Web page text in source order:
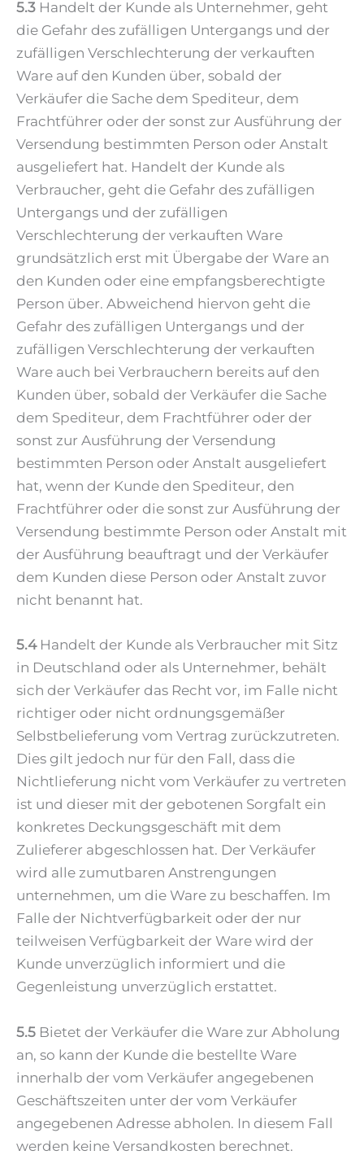
5.3 Handelt der Kunde als Unternehmer, geht
die Gefahr des zufälligen Untergangs und der
zufälligen Verschlechterung der verkauften
Ware auf den Kunden über, sobald der
Verkäufer die Sache dem Spediteur, dem
Frachtführer oder der sonst zur Ausführung der
Versendung bestimmten Person oder Anstalt
ausgeliefert hat. Handelt der Kunde als
Verbraucher, geht die Gefahr des zufälligen
Untergangs und der zufälligen
Verschlechterung der verkauften Ware
grundsätzlich erst mit Übergabe der Ware an
den Kunden oder eine empfangsberechtigte
Person über. Abweichend hiervon geht die
Gefahr des zufälligen Untergangs und der
zufälligen Verschlechterung der verkauften
Ware auch bei Verbrauchern bereits auf den
Kunden über, sobald der Verkäufer die Sache
dem Spediteur, dem Frachtführer oder der
sonst zur Ausführung der Versendung
bestimmten Person oder Anstalt ausgeliefert
hat, wenn der Kunde den Spediteur, den
Frachtführer oder die sonst zur Ausführung der
Versendung bestimmte Person oder Anstalt mit
der Ausführung beauftragt und der Verkäufer
dem Kunden diese Person oder Anstalt zuvor
nicht benannt hat.
5.4Handelt der Kunde als Verbraucher mit Sitz
in Deutschland oder als Unternehmer, behält
sich der Verkäufer das Recht vor, im Falle nicht
richtiger oder nicht ordnungsgemäßer
Selbstbelieferung vom Vertrag zurückzutreten.
Dies gilt jedoch nur für den Fall, dass die
Nichtlieferung nicht vom Verkäufer zu vertreten
ist und dieser mit der gebotenen Sorgfalt ein
konkretes Deckungsgeschäft mit dem
Zulieferer abgeschlossen hat. Der Verkäufer
wird alle zumutbaren Anstrengungen
unternehmen, um die Ware zu beschaffen. Im
Falle der Nichtverfügbarkeit oder der nur
teilweisen Verfügbarkeit der Ware wird der
Kunde unverzüglich informiert und die
Gegenleistung unverzüglich erstattet.
5.5 Bietet der Verkäufer die Ware zur Abholung
an, so kann der Kunde die bestellte Ware
innerhalb der vom Verkäufer angegebenen
Geschäftszeiten unter der vom Verkäufer
angegebenen Adresse abholen. In diesem Fall
werden keine Versandkosten berechnet.